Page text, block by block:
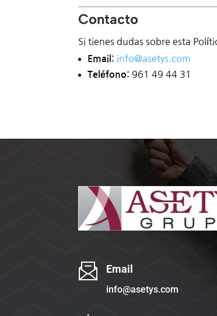
Contacto
Si tienes dudas sobre esta
Email: info@asetys .com
Teléfono: 961 49 44 31
Email
info@asetys.com